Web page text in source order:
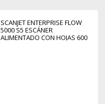
SCANJET ENTERPRISE FLOW
5000 S5 ESCÁNER
ALIMENTADO CON HOJAS 600